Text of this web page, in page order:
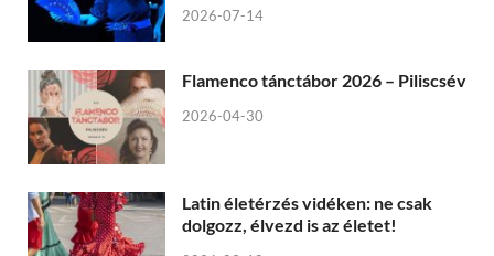
2026-07-14
Flamenco tánctábor 2026 – Piliscsév
2026-04-30
Latin életérzés vidéken: ne csak
dolgozz, élvezd is az életet!